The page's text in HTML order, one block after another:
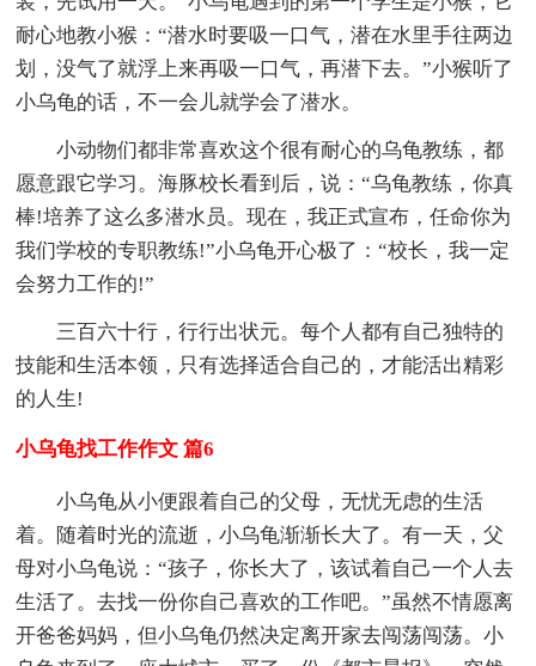
耐心地教小猴：“潜水时要吸一口气，潜在水里手往两边
划，没气了就浮上来再吸一口气，再潜下去。”小猴听了
小乌龟的话，不一会儿就学会了潜水。
小动物们都非常喜欢这个很有耐心的乌龟教练，都
愿意跟它学习。海豚校长看到后，说：“乌龟教练，你真
棒!培养了这么多潜水员。现在，我正式宣布，任命你为
我们学校的专职教练!”小乌龟开心极了：“校长，我一定
会努力工作的!”
三百六十行，行行出状元。每个人都有自己独特的
技能和生活本领，只有选择适合自己的，才能活出精彩
的人生!
小乌龟找工作作文 篇6
小乌龟从小便跟着自己的父母，无忧无虑的生活
着。随着时光的流逝，小乌龟渐渐长大了。有一天，父
母对小乌龟说：“孩子，你长大了，该试着自己一个人去
生活了。去找一份你自己喜欢的工作吧。”虽然不情愿离
开爸爸妈妈，但小乌龟仍然决定离开家去闯荡闯荡。小